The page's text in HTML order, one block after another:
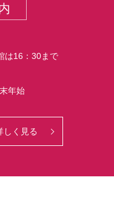
16：30まで
年始
しく見る